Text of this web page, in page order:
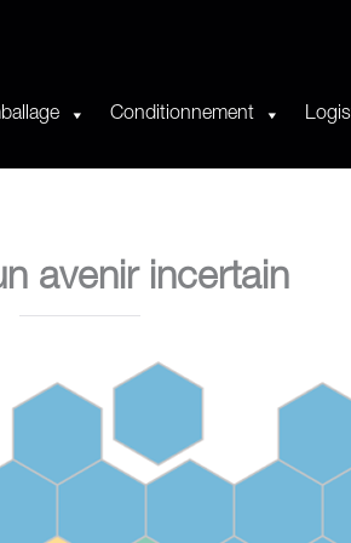
Conditionnement
avenir incertain